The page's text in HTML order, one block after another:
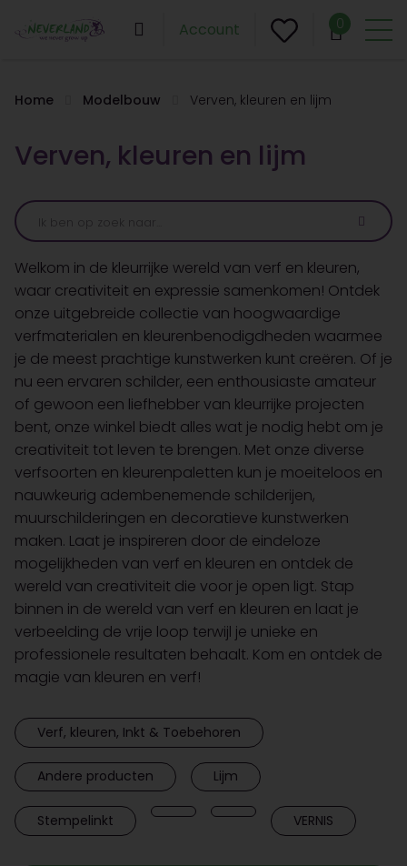
Account 0
Home Modelbouw Verven, kleuren en lijm
Verven, kleuren en lijm
Welkom in de kleurrijke wereld van verf en kleuren,
waar creativiteit en expressie samenkomen! Ontdek
onze uitgebreide collectie van hoogwaardige
verfmaterialen en kleurenbenodigdheden waarmee
je de meest prachtige kunstwerken kunt creëren. Of je
nu een ervaren schilder, een enthousiaste amateur
of gewoon een liefhebber van kleurrijke projecten
bent, onze winkel biedt alles wat je nodig hebt om je
creativiteit tot leven te brengen. Met onze diverse
verfsoorten en kleurenpaletten kun je moeiteloos en
nauwkeurig adembenemende schilderijen,
muurschilderingen en decoratieve kunstwerken
maken. Laat je inspireren door de eindeloze
mogelijkheden van verf en kleuren en ontdek de
wereld van creativiteit die voor je open ligt. Stap
binnen in de wereld van verf en kleuren en laat je
verbeelding de vrije loop terwijl je unieke en
professionele resultaten behaalt. Kom en ontdek de
magie van kleuren en verf!
Verf, kleuren, Inkt & Toebehoren
Andere producten Lijm
Stempelinkt VERNIS